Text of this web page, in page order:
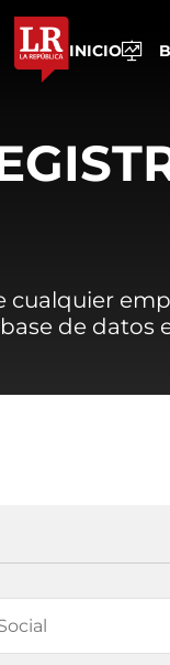
INICIO
cualquier
de